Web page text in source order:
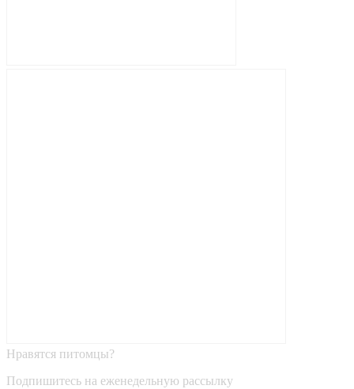
Нравятся питомцы?
Подпишитесь на еженедельную рассылку